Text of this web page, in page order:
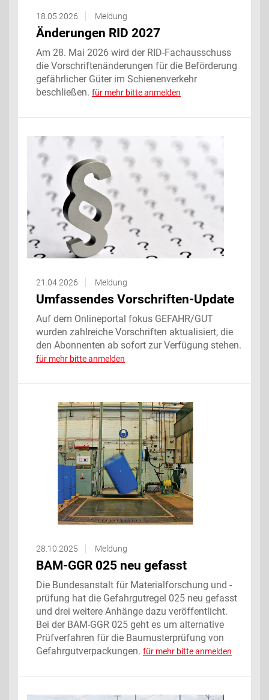
18.05.2026 Meldung
Änderungen RID 2027
Am 28. Mai 2026 wird der RID-Fachausschuss
die Vorschriftenänderungen für die Beförderung
gefährlicher Güter im Schienenverkehr
beschließen. für mehr bitte anmelden
21.04.2026 Meldung
Umfassendes Vorschriften-Update
Auf dem Onlineportal fokus GEFAHR/GUT
wurden zahlreiche Vorschriften aktualisiert, die
den Abonnenten ab sofort zur Verfügung stehen.
für mehr bitte anmelden
28.10.2025 Meldung
BAM-GGR 025 neu gefasst
Die Bundesanstalt für Materialforschung und -
prüfung hat die Gefahrgutregel 025 neu gefasst
und drei weitere Anhänge dazu veröffentlicht.
Bei der BAM-GGR 025 geht es um alternative
Prüfverfahren für die Baumusterprüfung von
Gefahrgutverpackungen. für mehr bitte anmelden